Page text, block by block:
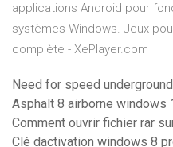
applications Android pour
systèmes Windows. Jeux
complète - XePlayer.com
Need for speed
Asphalt 8 airborne windows
Comment ouvrir fichier rar
Clé dactivation windows 8